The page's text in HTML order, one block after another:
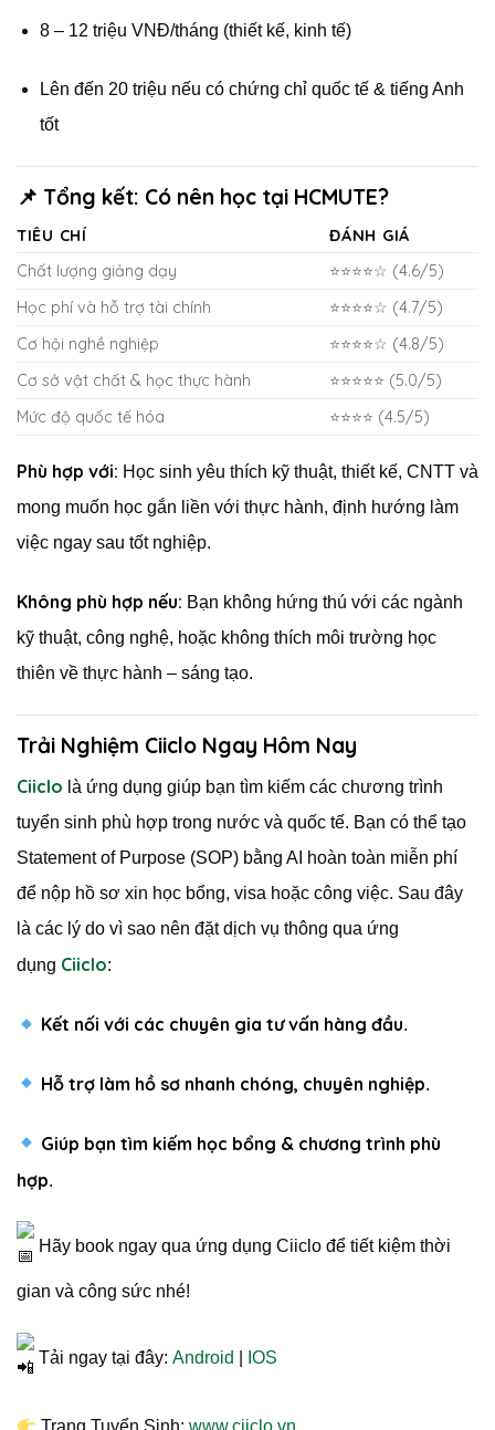
8 – 12 triệu VNĐ/tháng (thiết kế, kinh tế)
Lên đến 20 triệu nếu có chứng chỉ quốc tế & tiếng Anh
tốt
📌 Tổng kết: Có nên học tại HCMUTE?
TIÊU CHÍ
ĐÁNH GIÁ
Chất lượng giảng dạy
⭐⭐⭐⭐☆ (4.6/5)
Học phí và hỗ trợ tài chính
⭐⭐⭐⭐☆ (4.7/5)
Cơ hội nghề nghiệp
⭐⭐⭐⭐☆ (4.8/5)
Cơ sở vật chất & học thực hành
⭐⭐⭐⭐⭐ (5.0/5)
Mức độ quốc tế hóa
⭐⭐⭐⭐ (4.5/5)
Phù hợp với: Học sinh yêu thích kỹ thuật, thiết kế, CNTT và
mong muốn học gắn liền với thực hành, định hướng làm
việc ngay sau tốt nghiệp.
Không phù hợp nếu: Bạn không hứng thú với các ngành
kỹ thuật, công nghệ, hoặc không thích môi trường học
thiên về thực hành – sáng tạo.
Trải Nghiệm Ciiclo Ngay Hôm Nay
Ciiclo là ứng dụng giúp bạn tìm kiếm các chương trình
tuyển sinh phù hợp trong nước và quốc tế. Bạn có thể tạo
Statement of Purpose (SOP) bằng AI hoàn toàn miễn phí
để nộp hồ sơ xin học bổng, visa hoặc công việc. Sau đây
là các lý do vì sao nên đặt dịch vụ thông qua ứng
dụng Ciiclo:
Kết nối với các chuyên gia tư vấn hàng đầu.
Hỗ trợ làm hồ sơ nhanh chóng, chuyên nghiệp.
Giúp bạn tìm kiếm học bổng & chương trình phù
hợp.
Hãy book ngay qua ứng dụng Ciiclo để tiết kiệm thời
gian và công sức nhé!
Tải ngay tại đây: Android IOS
Trang Tuyển Sinh:www.ciiclo.vn